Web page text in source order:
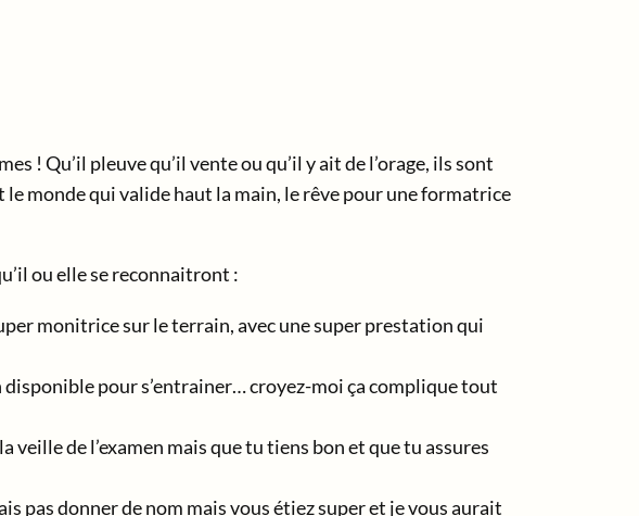
! Qu’il pleuve qu’il vente ou qu’il y ait de l’orage, ils sont
monde qui valide haut la main, le rêve pour une formatrice
ou elle se reconnaitront :
monitrice sur le terrain, avec une super prestation qui
disponible pour s’entrainer… croyez-moi ça complique tout
de l’examen mais que tu tiens bon et que tu assures
pas donner de nom mais vous étiez super et je vous aurait